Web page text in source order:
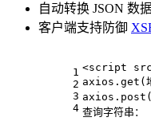
自动转换 JSON 数
客户端支持防御
1
2
3
4
<script src
axios.get(
查询字符串：